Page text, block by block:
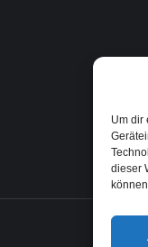
Um dir
dieser